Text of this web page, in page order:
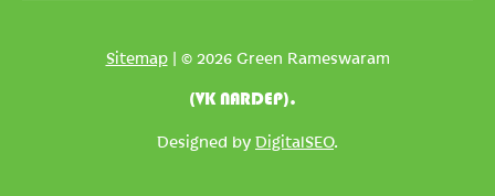
Sitemap| © 2026 Green Rameswaram
(VK NARDEP).
Designed by DigitalSEO.